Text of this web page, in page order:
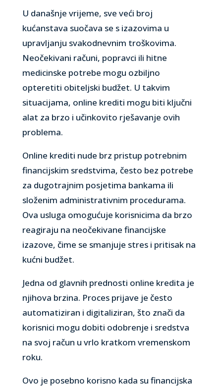
U današnje vrijeme, sve veći broj
kućanstava suočava se s izazovima u
upravljanju svakodnevnim troškovima.
Neočekivani računi, popravci ili hitne
medicinske potrebe mogu ozbiljno
opteretiti obiteljski budžet. U takvim
situacijama, online krediti mogu biti ključni
alat za brzo i učinkovito rješavanje ovih
problema.
Online krediti nude brz pristup potrebnim
financijskim sredstvima, često bez potrebe
za dugotrajnim posjetima bankama ili
složenim administrativnim procedurama.
Ova usluga omogućuje korisnicima da brzo
reagiraju na neočekivane financijske
izazove, čime se smanjuje stres i pritisak na
kućni budžet.
Jedna od glavnih prednosti online kredita je
njihova brzina. Proces prijave je često
automatiziran i digitaliziran, što znači da
korisnici mogu dobiti odobrenje i sredstva
na svoj račun u vrlo kratkom vremenskom
roku.
Ovo je posebno korisno kada su financijska